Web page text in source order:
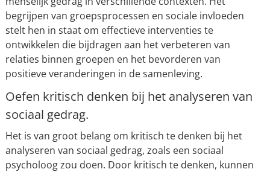
begrijpen van groepsprocessen en sociale invloeden
stelt hen in staat om effectieve interventies te
ontwikkelen die bijdragen aan het verbeteren van
relaties binnen groepen en het bevorderen van
positieve veranderingen in de samenleving.
Oefen kritisch denken bij het analyseren van
sociaal gedrag.
Het is van groot belang om kritisch te denken bij het
analyseren van sociaal gedrag, zoals een sociaal
psycholoog zou doen. Door kritisch te denken, kunnen